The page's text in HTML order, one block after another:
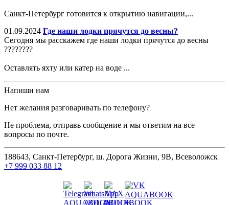
Санкт-Петербург готовится к открытию навигации,...
01.09.2024 Где наши лодки прячутся до весны?
Сегодня мы расскажем где наши лодки прячутся до весны
????????
Оставлять яхту или катер на воде ...
Напиши нам
Нет желания разговаривать по телефону?
Не проблема, отправь сообщение и мы ответим на все
вопросы по почте.
188643, Санкт-Петербург, ш. Дорога Жизни, 9В, Всеволожск
+7 999 033 88 12